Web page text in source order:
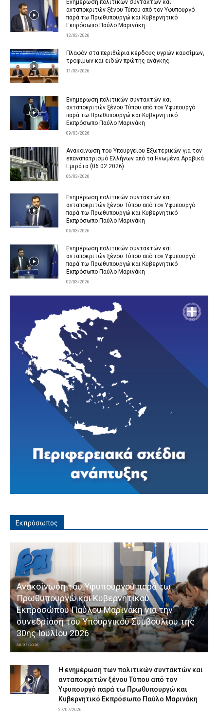
Ενημέρωση πολιτικών συντακτών και
ανταποκριτών ξένου Τύπου από τον Υφυπουργό
παρά τω Πρωθυπουργώ και Κυβερνητικό
Εκπρόσωπο Παύλο Μαρινάκη
12/03/2026
Πλαφόν στα περιθώρια κέρδους υγρών καυσίμων,
τροφίμων και ειδών πρώτης ανάγκης
11/03/2026
Ενημέρωση πολιτικών συντακτών και
ανταποκριτών ξένου Τύπου από τον Υφυπουργό
παρά τω Πρωθυπουργώ και Κυβερνητικό
Εκπρόσωπο Παύλο Μαρινάκη
09/03/2026
Ανακοίνωση του Υπουργείου Εξωτερικών για τον
επαναπατρισμό Ελλήνων από τα Ηνωμένα Αραβικά
Εμιράτα (06.02.2026)
06/03/2026
Ενημέρωση πολιτικών συντακτών και
ανταποκριτών ξένου Τύπου από τον Υφυπουργό
παρά τω Πρωθυπουργώ και Κυβερνητικό
Εκπρόσωπο Παύλο Μαρινάκη
05/03/2026
Ενημέρωση πολιτικών συντακτών και
ανταποκριτών ξένου Τύπου από τον Υφυπουργό
παρά τω Πρωθυπουργώ και Κυβερνητικό
Εκπρόσωπο Παύλο Μαρινάκη
02/03/2026
Εκπρόσωπος
Ανακοίνωση του Υφυπουργού παρά τω
Πρωθυπουργώ και Κυβερνητικού
Εκπροσώπου Παύλου Μαρινάκη για την
συνεδρίαση του Υπουργικού Συμβουλίου της
30ης Ιουλίου 2026
30/07/2026
Η ενημέρωση των πολιτικών συντακτών και
ανταποκριτών ξένου Τύπου από τον
Υφυπουργό παρά τω Πρωθυπουργώ και
Κυβερνητικό Εκπρόσωπο Παύλο Μαρινάκη
27/07/2026